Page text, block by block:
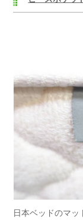
日本ベッドのマ